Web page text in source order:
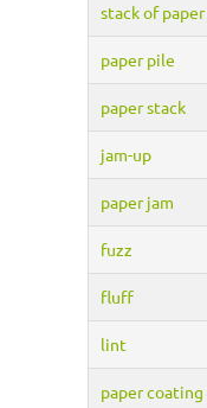
stack of paper
paper pile
paper stack
jam-up
paper jam
fuzz
fluff
lint
paper coating